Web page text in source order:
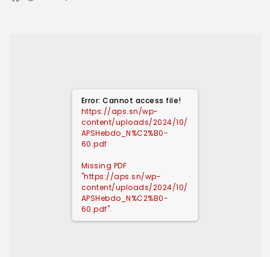
Error: Cannot access file!
https://aps.sn/wp-
content/uploads/2024/10/
APSHebdo_N%C2%B0-
60.pdf
Missing PDF
"https://aps.sn/wp-
content/uploads/2024/10/
APSHebdo_N%C2%B0-
60.pdf".